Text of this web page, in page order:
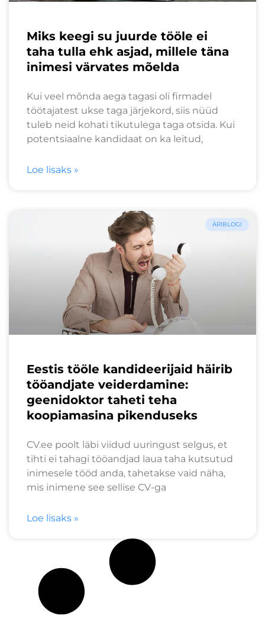
Miks keegi su juurde tööle ei
taha tulla ehk asjad, millele täna
inimesi värvates mõelda
Kui veel mõnda aega tagasi oli firmadel
töötajatest ukse taga järjekord, siis nüüd
tuleb neid kohati tikutulega taga otsida. Kui
potentsiaalne kandidaat on ka leitud,
Loe lisaks »
ÄRIBLOGI
Eestis tööle kandideerijaid häirib
tööandjate veiderdamine:
geenidoktor taheti teha
koopiamasina pikenduseks
CV.ee poolt läbi viidud uuringust selgus, et
tihti ei tahagi tööandjad laua taha kutsutud
inimesele tööd anda, tahetakse vaid näha,
mis inimene see sellise CV-ga
Loe lisaks »